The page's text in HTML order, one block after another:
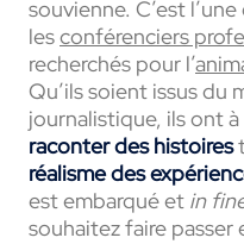
souvienne. C’est
lesconférenciers
recherchés pour l’
Qu’ils soient issus du
journalistique, ils ont
raconter des histoires
réalisme des
est embarqué et in
souhaitez faire passer